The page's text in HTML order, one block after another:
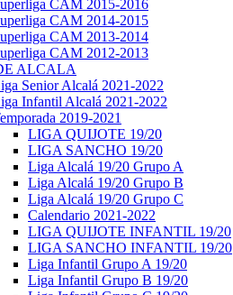
CAM 2015-2016
CAM 2014-2015
CAM 2013-2014
CAM 2012-2013
ALCALA
Senior Alcalá 2021-2022
Infantil Alcalá 2021-2022
2019-2021
LIGA QUIJOTE 19/20
LIGA SANCHO 19/20
Liga Alcalá 19/20 Grupo A
Liga Alcalá 19/20 Grupo B
Liga Alcalá 19/20 Grupo C
Calendario 2021-2022
LIGA QUIJOTE INFANTIL 19/20
LIGA SANCHO INFANTIL 19/20
Liga Infantil Grupo A 19/20
Liga Infantil Grupo B 19/20